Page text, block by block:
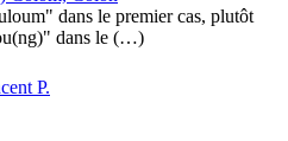
dans le premier cas, plutôt
dans le (…)
P.